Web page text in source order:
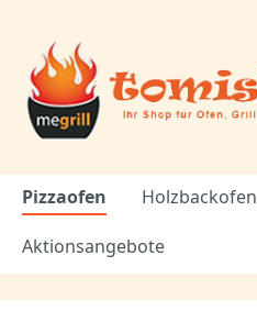
Pizzaofen Holzbackofen
Aktionsangebote